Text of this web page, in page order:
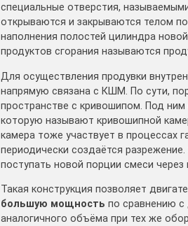
специальные отверстия,
открываются и закрываются телом
наполнения полостей цилиндра
продуктов сгорания называются
Для осуществления продувки
напрямую связана с КШМ. По сути,
пространстве с кривошипом. Под ним
которую называют кривошипной
камера тоже участвует в процессах
периодически создаётся
поступать новой порции смеси через
Такая конструкция позволяет
большую мощность по сравнению
аналогичного объёма при тех же